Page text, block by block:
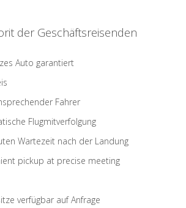
der Geschäftsreisenden
Auto garantiert
Fahrer
Flugmitverfolgung
Wartezeit nach der Landung
pickup at precise meeting
verfügbar auf Anfrage